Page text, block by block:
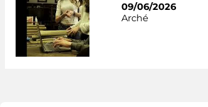
09/06/2026
Arché